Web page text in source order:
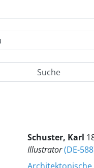
Schuster, Karl
Illustrator(DE-